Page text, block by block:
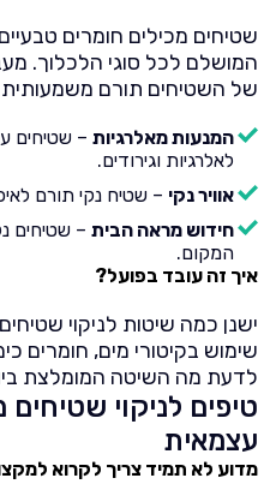
שטיחים מכילים חומרים
המושלם לכל סוגי הלכלוך.
של השטיחים תורם
המנעות מאלרגיות – שטיחים
לאלרגיות וגירודים.
אוויר נקי – שטיח נקי תורם
חידוש מראה הבית – שטיחים
המקום.
איך זה עובד בפועל?
ישנן כמה שיטות לניקוי
שימוש בקיטורי מים, חומרים
לדעת מה השיטה המומלצת
טיפים לניקוי
עצמאית
מדוע לא תמיד צריך לקרוא